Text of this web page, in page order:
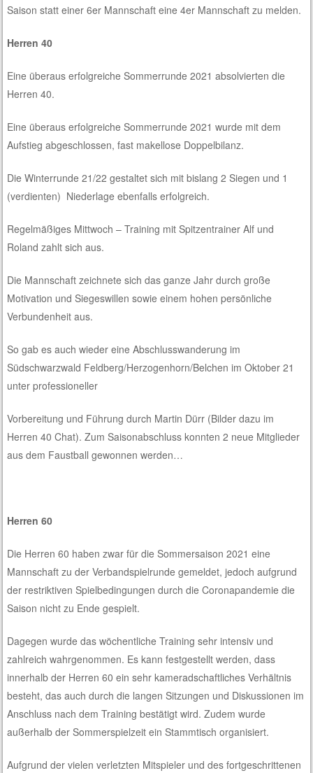
Saison statt einer 6er Mannschaft eine 4er Mannschaft zu melden.
Herren 40
Eine überaus erfolgreiche Sommerrunde 2021 absolvierten die
Herren 40.
Eine überaus erfolgreiche Sommerrunde 2021 wurde mit dem
Aufstieg abgeschlossen, fast makellose Doppelbilanz.
Die Winterrunde 21/22 gestaltet sich mit bislang 2 Siegen und 1
(verdienten) Niederlage ebenfalls erfolgreich.
Regelmäßiges Mittwoch – Training mit Spitzentrainer Alf und
Roland zahlt sich aus.
Die Mannschaft zeichnete sich das ganze Jahr durch große
Motivation und Siegeswillen sowie einem hohen persönliche
Verbundenheit aus.
So gab es auch wieder eine Abschlusswanderung im
Südschwarzwald Feldberg/Herzogenhorn/Belchen im Oktober 21
unter professioneller
Vorbereitung und Führung durch Martin Dürr (Bilder dazu im
Herren 40 Chat). Zum Saisonabschluss konnten 2 neue Mitglieder
aus dem Faustball gewonnen werden…
Herren 60
Die Herren 60 haben zwar für die Sommersaison 2021 eine
Mannschaft zu der Verbandspielrunde gemeldet, jedoch aufgrund
der restriktiven Spielbedingungen durch die Coronapandemie die
Saison nicht zu Ende gespielt.
Dagegen wurde das wöchentliche Training sehr intensiv und
zahlreich wahrgenommen. Es kann festgestellt werden, dass
innerhalb der Herren 60 ein sehr kameradschaftliches Verhältnis
besteht, das auch durch die langen Sitzungen und Diskussionen im
Anschluss nach dem Training bestätigt wird. Zudem wurde
außerhalb der Sommerspielzeit ein Stammtisch organisiert.
Aufgrund der vielen verletzten Mitspieler und des fortgeschrittenen